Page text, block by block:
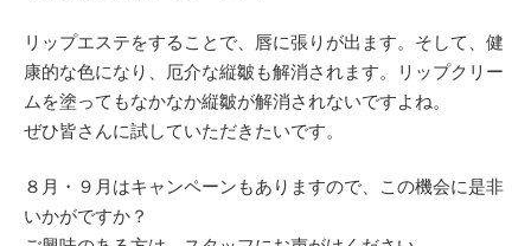
リップエステをすることで、唇に張りが出ます。そして、健
康的な色になり、厄介な縦皺も解消されます。リップクリー
ムを塗ってもなかなか縦皺が解消されないですよね。
ぜひ皆さんに試していただきたいです。
８月・９月はキャンペーンもありますので、この機会に是非
いかがですか？